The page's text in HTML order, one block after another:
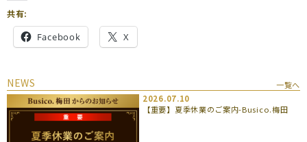
共有:
Facebook X
NEWS
一覧へ
2026.07.10
【重要】夏季休業のご案内-Busico.梅田